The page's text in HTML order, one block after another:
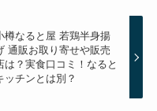
樽なると屋 若鶏半身揚
通販お取り寄せや販売
は？実食口コミ！なると
ッチンとは別？